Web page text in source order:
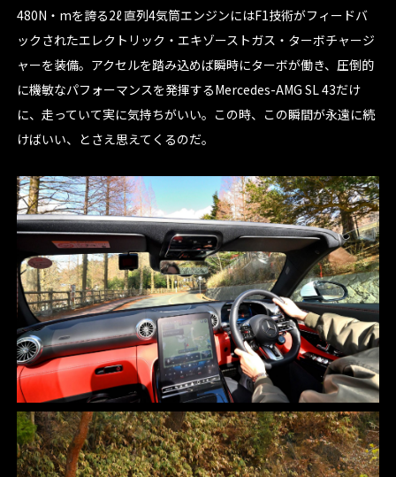
480N・mを誇る2ℓ 直列4気筒エンジンにはF1技術がフィードバ
ックされたエレクトリック・エキゾーストガス・ターボチャージ
ャーを装備。アクセルを踏み込めば瞬時にターボが働き、圧倒的
に機敏なパフォーマンスを発揮するMercedes-AMG SL 43だけ
に、走っていて実に気持ちがいい。この時、この瞬間が永遠に続
けばいい、とさえ思えてくるのだ。